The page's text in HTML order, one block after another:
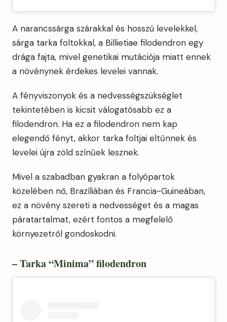
A narancssárga szárakkal és hosszú levelekkel,
sárga tarka foltokkal, a Billietiae filodendron egy
drága fajta, mivel genetikai mutációja miatt ennek
a növénynek érdekes levelei vannak.
A fényviszonyok és a nedvességszükséglet
tekintetében is kicsit válogatósabb ez a
filodendron. Ha ez a filodendron nem kap
elegendő fényt, akkor tarka foltjai eltűnnek és
levelei újra zöld színűek lesznek.
Mivel a szabadban gyakran a folyópartok
közelében nő, Brazíliában és Francia-Guineában,
ez a növény szereti a nedvességet és a magas
páratartalmat, ezért fontos a megfelelő
környezetről gondoskodni.
– Tarka “Minima” filodendron